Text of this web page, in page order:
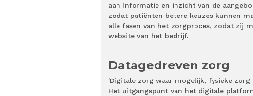
aan informatie en inzicht van de
zodat patiënten betere keuzes kunnen
alle fasen van het zorgproces, zodat zij
website van het bedrijf.
Datagedreven zorg
'Digitale zorg waar mogelijk, fysieke
Het uitgangspunt van het digitale